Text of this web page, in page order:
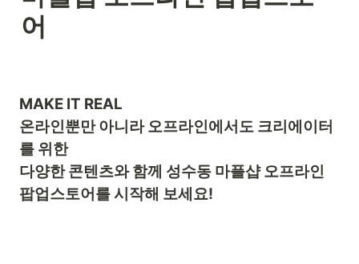
어
MAKE IT REAL
온라인뿐만 아니라 오프라인에서도 크리에이터
를 위한
다양한 콘텐츠와 함께 성수동 마플샵 오프라인
팝업스토어를 시작해 보세요!